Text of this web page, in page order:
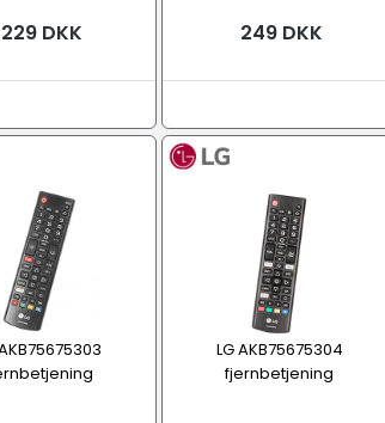
229 DKK 249 DKK
LG AKB75675304
fjernbetjening